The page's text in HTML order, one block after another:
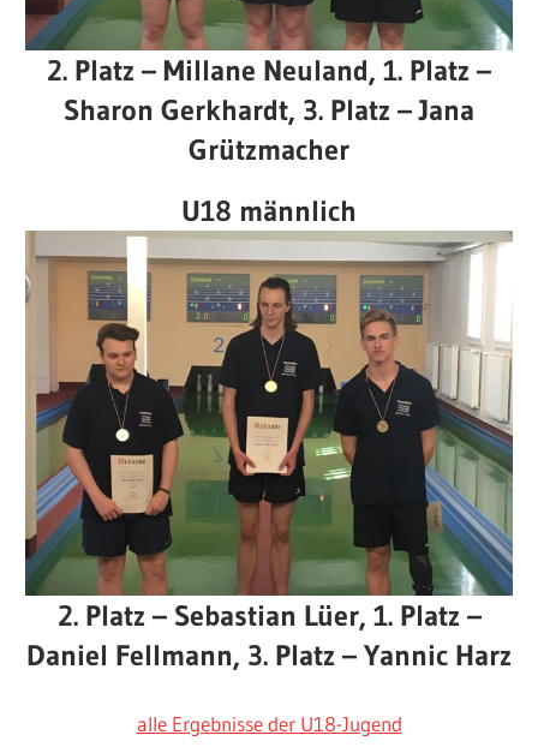
2. Platz – Millane Neuland, 1. Platz –
Sharon Gerkhardt, 3. Platz – Jana
Grützmacher
U18 männlich
2. Platz – Sebastian Lüer, 1. Platz –
Daniel Fellmann, 3. Platz – Yannic Harz
alle Ergebnisse der U18-Jugend